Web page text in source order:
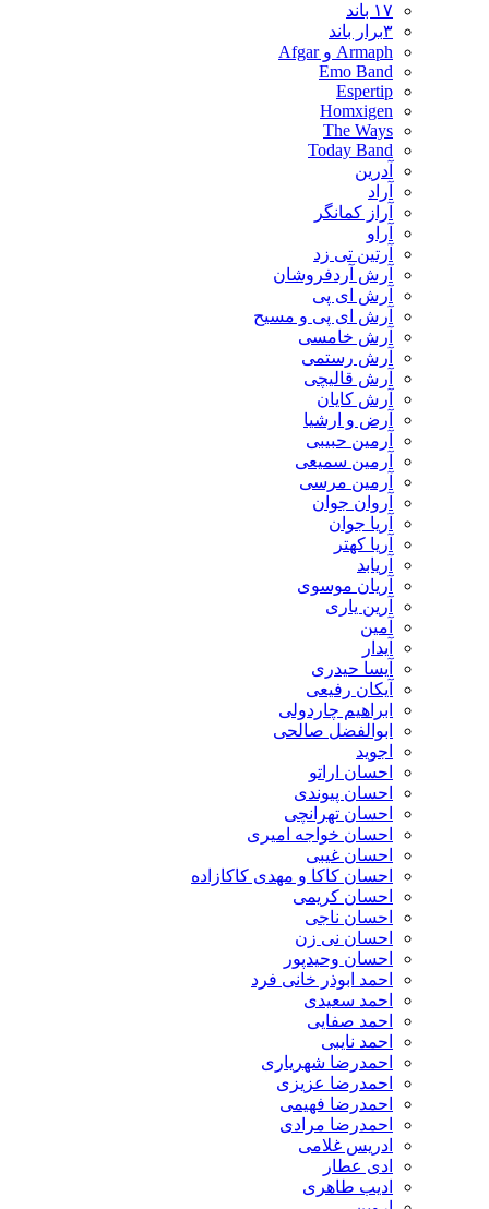
۱۷ باند
۳برار باند
Armaph و Afgar
Emo Band
Espertip
Homxigen
The Ways
Today Band
آدرین
آراد
آراز کمانگر
آراو
آرتین تی زد
آرش آردفروشان
آرش ای پی
آرش ای پی و مسیح
آرش خامسی
آرش رستمی
آرش قالیچی
آرش کایان
​آرض و ارشیا
آرمین حبیبی
آرمین سمیعی
آرمین مرسی
آروان جوان
آریا جوان
آریا کهتر
آریابد
آریان موسوی
آرین یاری
آمین
آیدار
آیسا حیدری
آیکان رفیعی
ابراهیم چاردولی
ابوالفضل صالحی
اجوید
احسان اراتو
احسان پیوندی
احسان تهرانچی
احسان خواجه امیری
احسان غیبی
احسان کاکا و مهدی کاکازاده
احسان کریمی
احسان ناجی
احسان نی زن
احسان وحیدپور
احمد ابوذر خانی فرد
احمد سعیدی
احمد صفایی
احمد نایبی
احمدرضا شهریاری
احمدرضا عزیزی
احمدرضا فهیمی
احمدرضا مرادی
ادریس غلامی
ادی عطار
ادیب طاهری